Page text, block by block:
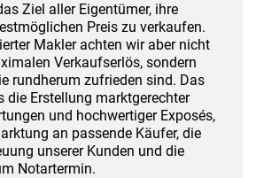
Ziel aller Eigentümer, ihre
Preis zu verkaufen.
Makler achten wir aber nicht
Verkaufserlös, sondern
rundherum zufrieden sind. Das
die Erstellung marktgerechter
und hochwertiger Exposés,
an passende Käufer, die
unserer Kunden und die
Notartermin.